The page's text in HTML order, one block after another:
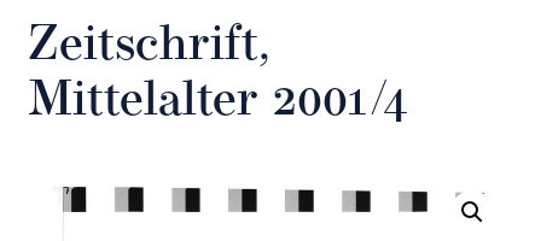
Zeitschrift,
Mittelalter 2001/4